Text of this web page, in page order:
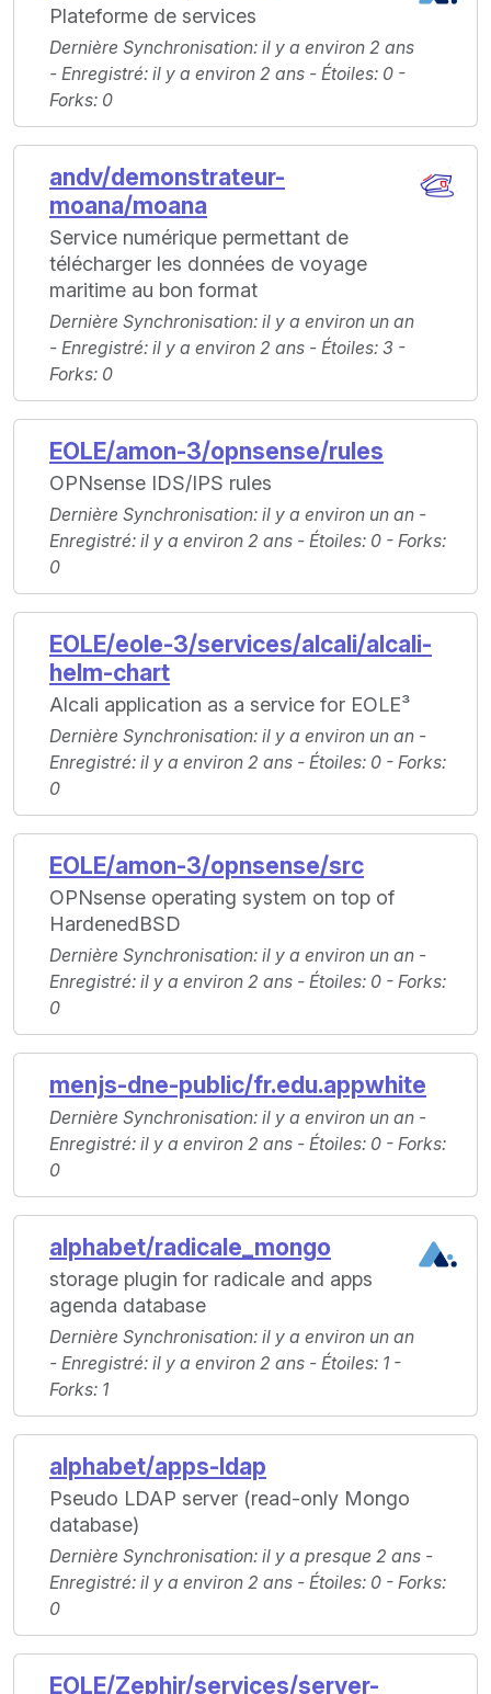
Plateforme de services
Dernière Synchronisation: il y a environ 2 ans
- Enregistré: il y a environ 2 ans - Étoiles: 0 -
Forks: 0
andv/demonstrateur-
moana/moana
Service numérique permettant de
télécharger les données de voyage
maritime au bon format
Dernière Synchronisation: il y a environ un an
- Enregistré: il y a environ 2 ans - Étoiles: 3 -
Forks: 0
EOLE/amon-3/opnsense/rules
OPNsense IDS/IPS rules
Dernière Synchronisation: il y a environ un an -
Enregistré: il y a environ 2 ans - Étoiles: 0 - Forks:
0
EOLE/eole-3/services/alcali/alcali-
helm-chart
Alcali application as a service for EOLE³
Dernière Synchronisation: il y a environ un an -
Enregistré: il y a environ 2 ans - Étoiles: 0 - Forks:
0
EOLE/amon-3/opnsense/src
OPNsense operating system on top of
HardenedBSD
Dernière Synchronisation: il y a environ un an -
Enregistré: il y a environ 2 ans - Étoiles: 0 - Forks:
0
menjs-dne-public/fr.edu.appwhite
Dernière Synchronisation: il y a environ un an -
Enregistré: il y a environ 2 ans - Étoiles: 0 - Forks:
0
alphabet/radicale_mongo
storage plugin for radicale and apps
agenda database
Dernière Synchronisation: il y a environ un an
- Enregistré: il y a environ 2 ans - Étoiles: 1 -
Forks: 1
alphabet/apps-ldap
Pseudo LDAP server (read-only Mongo
database)
Dernière Synchronisation: il y a presque 2 ans -
Enregistré: il y a environ 2 ans - Étoiles: 0 - Forks:
0
EOLE/Zephir/services/server-